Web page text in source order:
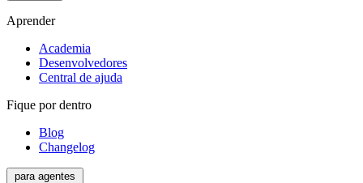
Aprender
Academia
Desenvolvedores
Central de ajuda
Fique por dentro
Blog
Changelog